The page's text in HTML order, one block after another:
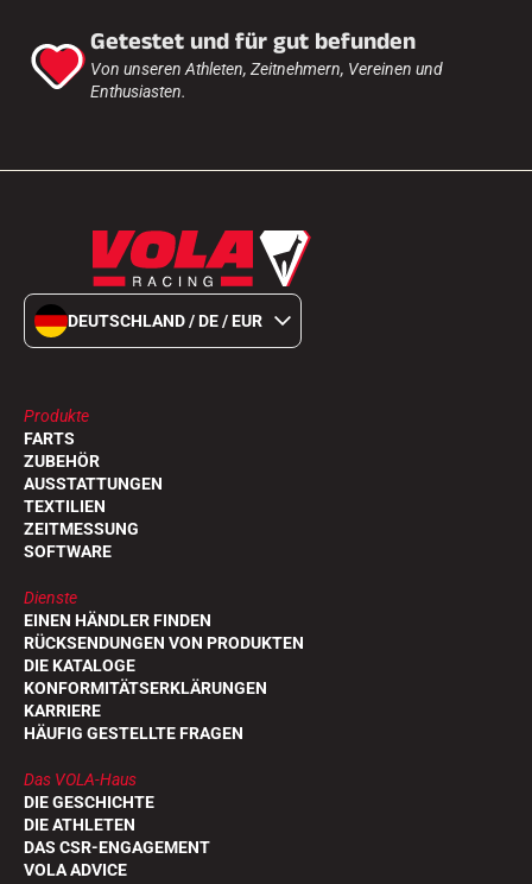
Getestet und für gut befunden
Von unseren Athleten, Zeitnehmern, Vereinen und
Enthusiasten.
DEUTSCHLAND / DE / EUR
Produkte
FARTS
ZUBEHÖR
AUSSTATTUNGEN
TEXTILIEN
ZEITMESSUNG
SOFTWARE
Dienste
EINEN HÄNDLER FINDEN
RÜCKSENDUNGEN VON PRODUKTEN
DIE KATALOGE
KONFORMITÄTSERKLÄRUNGEN
KARRIERE
HÄUFIG GESTELLTE FRAGEN
Das VOLA-Haus
DIE GESCHICHTE
DIE ATHLETEN
DAS CSR-ENGAGEMENT
VOLA ADVICE